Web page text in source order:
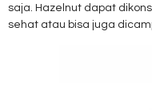
saja. Hazelnut dapat
sehat atau bisa juga